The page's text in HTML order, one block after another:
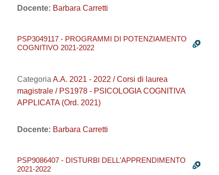
Docente: Barbara Carretti
PSP3049117 - PROGRAMMI DI POTENZIAMENTO
COGNITIVO 2021-2022
Categoria A.A. 2021 - 2022 / Corsi di laurea
magistrale / PS1978 - PSICOLOGIA COGNITIVA
APPLICATA (Ord. 2021)
Docente: Barbara Carretti
PSP9086407 - DISTURBI DELL'APPRENDIMENTO
2021-2022